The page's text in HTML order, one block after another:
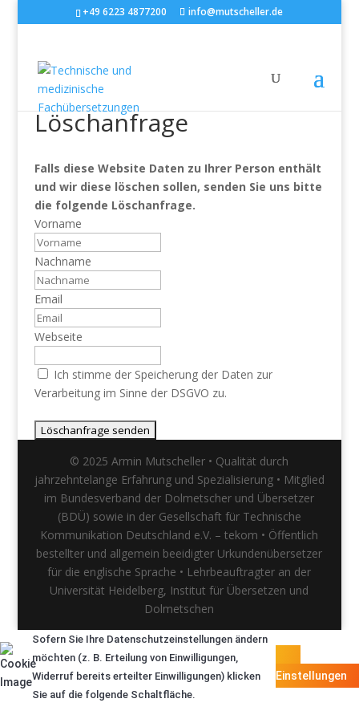
+49 6223 4877200 info@mutscheller.de
Löschanfrage
Falls diese Website Daten zu Ihrer Person enthält
und wir diese löschen sollen, senden Sie uns bitte
die folgende Löschanfrage.
Vorname
Nachname
Email
Webseite
Ich stimme der Speicherung der Daten zur
Verarbeitung im Sinne der DSGVO zu.
© 2025 Armin Mutscheller • Qualität durch
jahrzehntelange Erfahrung und Spezialisierung • Mitglied
im Bundesverband der Dolmetscher und Übersetzer
(BDÜ) sowie in der Gesellschaft für Technische
Kommunikation Deutschland e.V. – tekom • Öffentlich
bestellter und allgemein beeidigter Urkundenübersetzer
für die englische Sprache • Lehrbeauftragter an der
Universität Heidelberg, Institut für Übersetzen und
Dolmetschen
Sofern Sie Ihre Datenschutzeinstellungen ändern
möchten (z. B. Erteilung von Einwilligungen,
Widerruf bereits erteilter Einwilligungen) klicken
Sie auf die folgende Schaltfläche.
Einstellungen